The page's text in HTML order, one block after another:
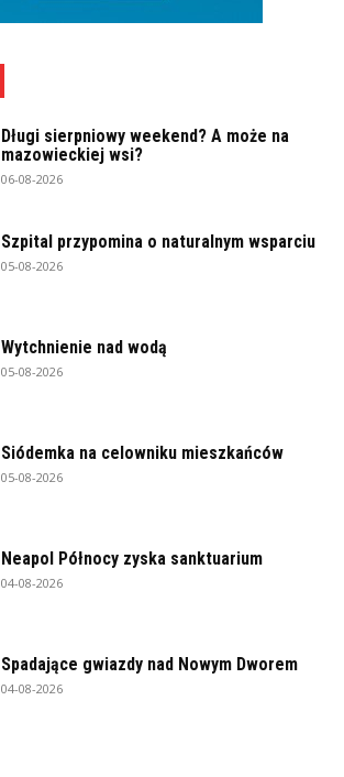
Długi sierpniowy weekend? A może na
mazowieckiej wsi?
06-08-2026
Szpital przypomina o naturalnym wsparciu
05-08-2026
Wytchnienie nad wodą
05-08-2026
Siódemka na celowniku mieszkańców
05-08-2026
Neapol Północy zyska sanktuarium
04-08-2026
Spadające gwiazdy nad Nowym Dworem
04-08-2026